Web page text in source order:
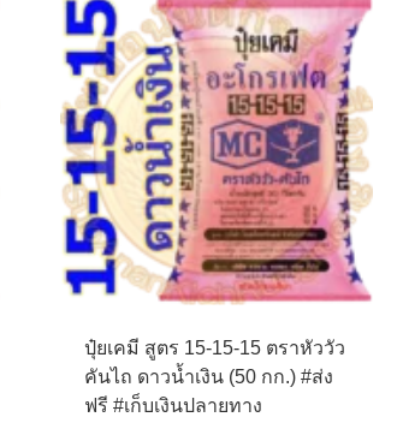
ปุ๋ยเคมี สูตร 15-15-15 ตราหัววัว
คันไถ ดาวน้ำเงิน (50 กก.) #ส่ง
ฟรี #เก็บเงินปลายทาง